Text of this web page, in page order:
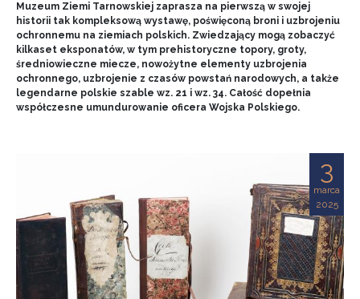
Muzeum Ziemi Tarnowskiej zaprasza na pierwszą w swojej
historii tak kompleksową wystawę, poświęconą broni i uzbrojeniu
ochronnemu na ziemiach polskich. Zwiedzający mogą zobaczyć
kilkaset eksponatów, w tym prehistoryczne topory, groty,
średniowieczne miecze, nowożytne elementy uzbrojenia
ochronnego, uzbrojenie z czasów powstań narodowych, a także
legendarne polskie szable wz. 21 i wz. 34. Całość dopełnia
współczesne umundurowanie oficera Wojska Polskiego.
3
marca
2025